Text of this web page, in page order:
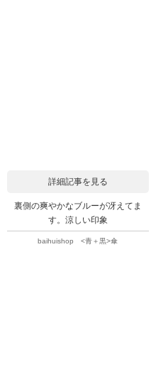
詳細記事を見る
裏側の爽やかなブルーが冴えてま
す。涼しい印象
baihuishop <青＋黒>傘